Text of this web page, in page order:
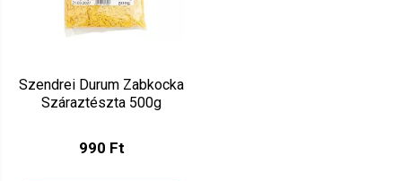
Szendrei Durum Zabkocka
Száraztészta 500g
990 Ft